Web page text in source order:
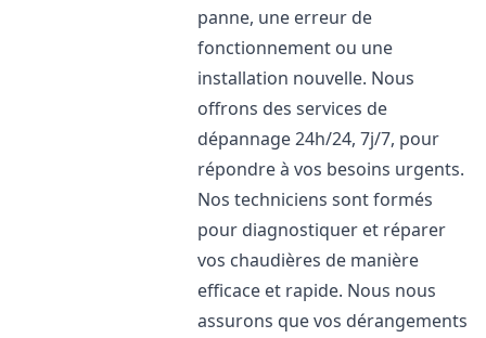
panne, une erreur de
fonctionnement ou une
installation nouvelle. Nous
offrons des services de
dépannage 24h/24, 7j/7, pour
répondre à vos besoins urgents.
Nos techniciens sont formés
pour diagnostiquer et réparer
vos chaudières de manière
efficace et rapide. Nous nous
assurons que vos dérangements